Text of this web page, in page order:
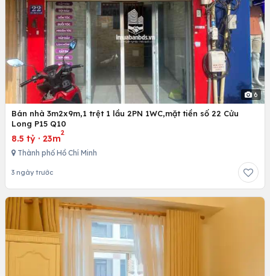
6
Bán nhà 3m2x9m,1 trệt 1 lầu 2PN 1WC,mặt tiền số 22 Cửu
Long P15 Q10
8.5 tỷ · 23m
2
Thành phố Hồ Chí Minh
3 ngày trước